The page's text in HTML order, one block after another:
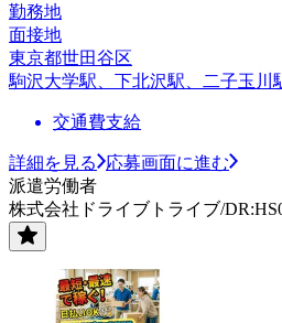
勤務地
面接地
東京都世田谷区
駒沢大学駅、下北沢駅、二子玉川
交通費支給
詳細を見る
応募画面に進む
派遣労働者
株式会社ドライブトライブ/